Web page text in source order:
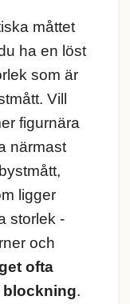
måttet
ha en löst
som är
Vill
figurnära
närmast
ligger
storlek -
och
ofta
blockning.